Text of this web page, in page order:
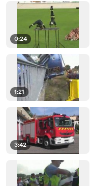
0:24
1:21
3:42